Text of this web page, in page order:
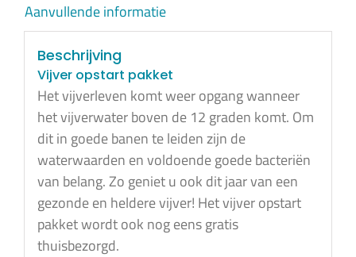
Aanvullende informatie
Beschrijving
Vijver opstart pakket
Het vijverleven komt weer opgang wanneer
het vijverwater boven de 12 graden komt. Om
dit in goede banen te leiden zijn de
waterwaarden en voldoende goede bacteriën
van belang. Zo geniet u ook dit jaar van een
gezonde en heldere vijver! Het vijver opstart
pakket wordt ook nog eens gratis
thuisbezorgd.